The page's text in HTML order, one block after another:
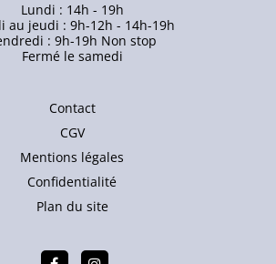
Lundi : 14h - 19h
au jeudi : 9h-12h - 14h-19h
: 9h-19h Non stop
Fermé le samedi
Contact
CGV
Mentions légales
Confidentialité
Plan du site